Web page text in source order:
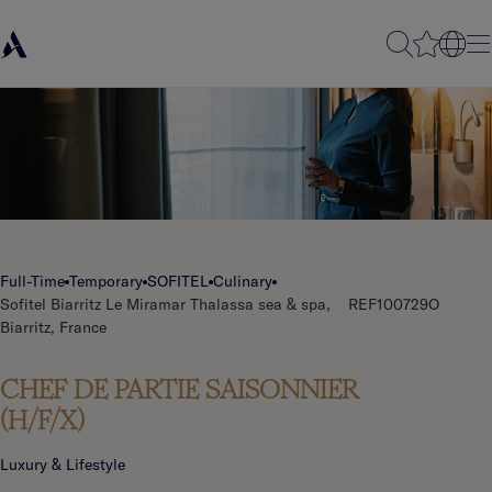
Full-Time Temporary SOFITEL Culinary
Sofitel Biarritz Le Miramar Thalassa sea & spa,
Biarritz, France
REF100729O
CHEF DE PARTIE SAISONNIER
(H/F/X)
Luxury & Lifestyle